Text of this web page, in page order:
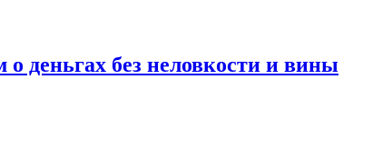
деньгах без неловкости и вины